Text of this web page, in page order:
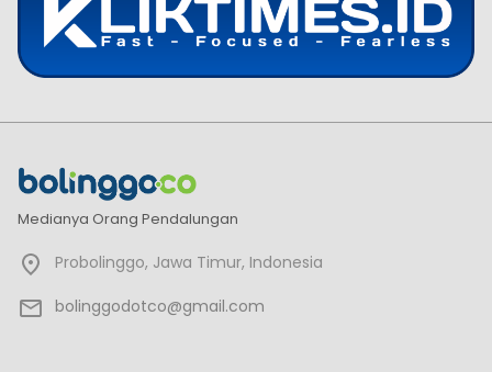
Medianya Orang Pendalungan
Probolinggo, Jawa Timur, Indonesia
bolinggodotco@gmail.com